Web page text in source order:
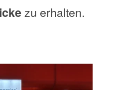
zu erhalten.